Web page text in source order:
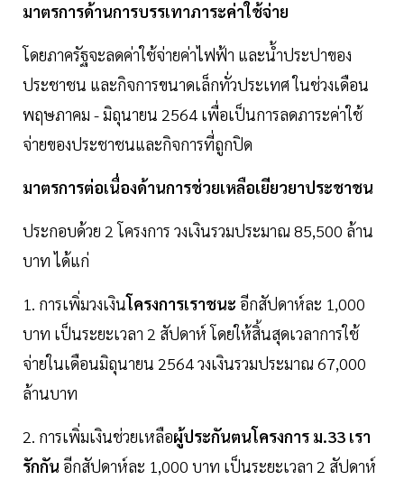
มาตรการด้านการบรรเทาภาระค่าใช้จ่าย
โดยภาครัฐจะลดค่าใช้จ่ายค่าไฟฟ้า และน้ำประปาของ
ประชาชน และกิจการขนาดเล็กทั่วประเทศ ในช่วงเดือน
พฤษภาคม - มิถุนายน 2564 เพื่อเป็นการลดภาระค่าใช้
จ่ายของประชาชนและกิจการที่ถูกปิด
มาตรการต่อเนื่องด้านการช่วยเหลือเยียวยาประชาชน
ประกอบด้วย 2 โครงการ วงเงินรวมประมาณ 85,500 ล้าน
บาท ได้แก่
1. การเพิ่มวงเงินโครงการเราชนะ อีกสัปดาห์ละ 1,000
บาท เป็นระยะเวลา 2 สัปดาห์ โดยให้สิ้นสุดเวลาการใช้
จ่ายในเดือนมิถุนายน 2564 วงเงินรวมประมาณ 67,000
ล้านบาท
2. การเพิ่มเงินช่วยเหลือผู้ประกันตนโครงการ ม.33 เรา
รักกัน อีกสัปดาห์ละ 1,000 บาท เป็นระยะเวลา 2 สัปดาห์